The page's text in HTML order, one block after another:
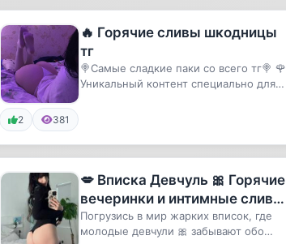
🔥 Горячие сливы шкодницы
тг
🍭Самые сладкие паки со всего тг🍭 🌹
Уникальный контент специально для
2 381
💋 Вписка Девчуль 🎀 Горячие
вечеринки и интимные сливы
🔞
Погрузиcь в мир жарких вписок, где
молодые девчули 🎀 забывают обо